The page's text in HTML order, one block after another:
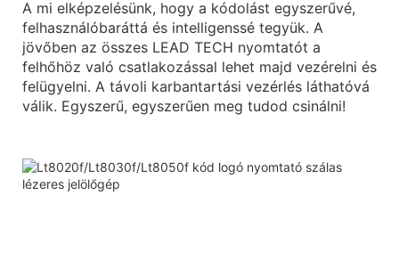
A mi elképzelésünk, hogy a kódolást egyszerűvé,
felhasználóbaráttá és intelligenssé tegyük. A
jövőben az összes LEAD TECH nyomtatót a
felhőhöz való csatlakozással lehet majd vezérelni és
felügyelni. A távoli karbantartási vezérlés láthatóvá
válik. Egyszerű, egyszerűen meg tudod csinálni!